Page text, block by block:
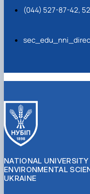
(044) 527-87-42,
NATIONAL
ENVIRONMENTAL
UKRAINE